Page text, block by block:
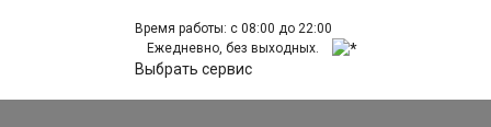
Время работы: с 08:00 до 22:00
Ежедневно, без выходных.
Выбрать сервис